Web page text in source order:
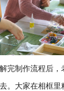
完制作流程后，
。大家在相框里